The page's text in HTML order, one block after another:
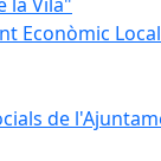
Econòmic Local
de